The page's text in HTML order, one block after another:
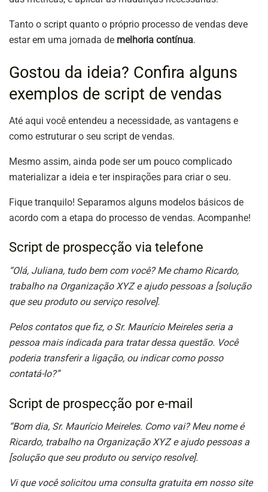
Tanto o script quanto o próprio processo de vendas deve
estar em uma jornada de melhoria contínua.
Gostou da ideia? Confira alguns
exemplos de script de vendas
Até aqui você entendeu a necessidade, as vantagens e
como estruturar o seu script de vendas.
Mesmo assim, ainda pode ser um pouco complicado
materializar a ideia e ter inspirações para criar o seu.
Fique tranquilo! Separamos alguns modelos básicos de
acordo com a etapa do processo de vendas. Acompanhe!
Script de prospecção via telefone
“Olá, Juliana, tudo bem com você? Me chamo Ricardo,
trabalho na Organização XYZ e ajudo pessoas a [solução
que seu produto ou serviço resolve].
Pelos contatos que fiz, o Sr. Maurício Meireles seria a
pessoa mais indicada para tratar dessa questão. Você
poderia transferir a ligação, ou indicar como posso
contatá-lo?”
Script de prospecção por e-mail
“Bom dia, Sr. Maurício Meireles. Como vai? Meu nome é
Ricardo, trabalho na Organização XYZ e ajudo pessoas a
[solução que seu produto ou serviço resolve].
Vi que você solicitou uma consulta gratuita em nosso site